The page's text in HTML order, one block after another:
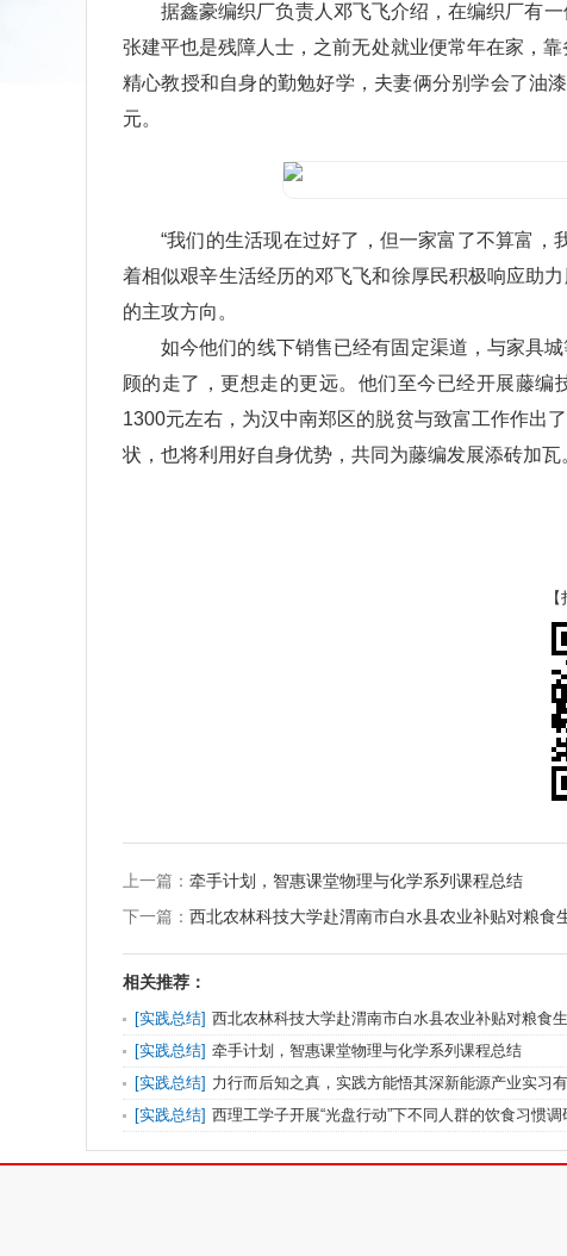
据鑫豪编织厂负责人邓飞飞介绍，在编织厂有
张建平也是残障人士，之前无处就业便常年在家，
精心教授和自身的勤勉好学，夫妻俩分别学会了油
元。
“我们的生活现在过好了，但一家富了不算富
着相似艰辛生活经历的邓飞飞和徐厚民积极响应助
的主攻方向。
如今他们的线下销售已经有固定渠道，与家具
顾的走了，更想走的更远。他们至今已经开展藤
1300元左右，为汉中南郑区的脱贫与致富工作作出
状，也将利用好自身优势，共同为藤编发展添砖加瓦
上一篇： 牵手计划，智惠课堂物理与化学系列课程总结
下一篇： 西北农林科技大学赴渭南市白水县农业补贴对粮食
相关推荐：
[实践总结] 西北农林科技大学赴渭南市白水县农业补贴对粮食
[实践总结] 牵手计划，智惠课堂物理与化学系列课程总结
[实践总结] 力行而后知之真，实践方能悟其深新能源产业实习
[实践总结] 西理工学子开展“光盘行动”下不同人群的饮食习惯调